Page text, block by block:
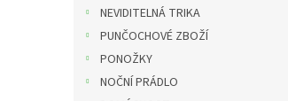
NEVIDITELNÁ TRIKA
PUNČOCHOVÉ ZBOŽÍ
PONOŽKY
NOČNÍ PRÁDLO